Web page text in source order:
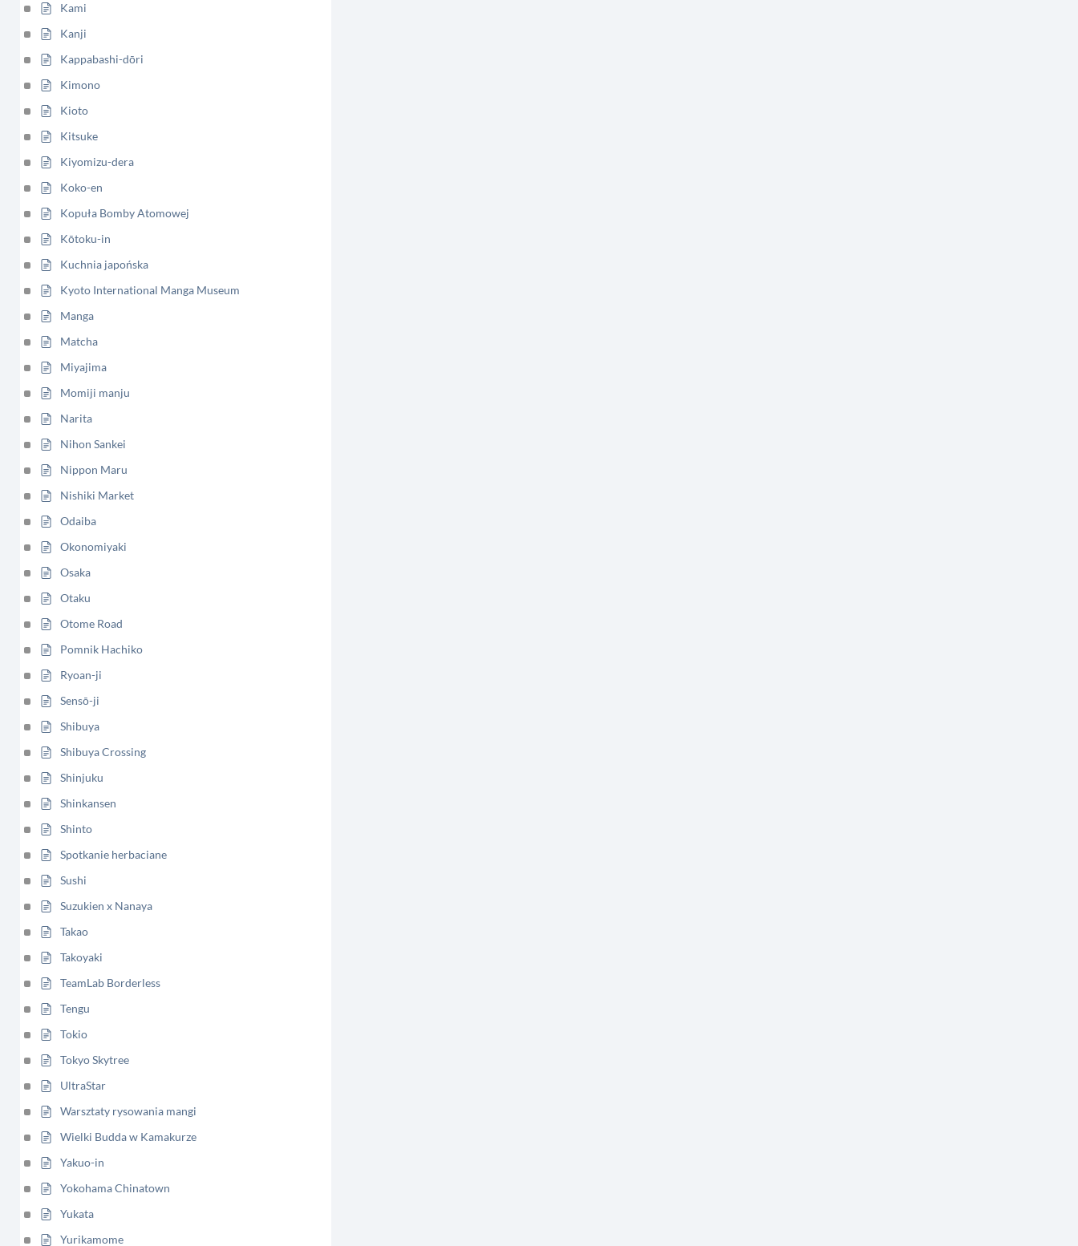
Kami
Kanji
Kappabashi-dōri
Kimono
Kioto
Kitsuke
Kiyomizu-dera
Koko-en
Kopuła Bomby Atomowej
Kōtoku-in
Kuchnia japońska
Kyoto International Manga Museum
Manga
Matcha
Miyajima
Momiji manju
Narita
Nihon Sankei
Nippon Maru
Nishiki Market
Odaiba
Okonomiyaki
Osaka
Otaku
Otome Road
Pomnik Hachiko
Ryoan-ji
Sensō-ji
Shibuya
Shibuya Crossing
Shinjuku
Shinkansen
Shinto
Spotkanie herbaciane
Sushi
Suzukien x Nanaya
Takao
Takoyaki
TeamLab Borderless
Tengu
Tokio
Tokyo Skytree
UltraStar
Warsztaty rysowania mangi
Wielki Budda w Kamakurze
Yakuo-in
Yokohama Chinatown
Yukata
Yurikamome